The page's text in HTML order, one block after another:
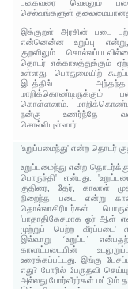
பகைவரை வெல்லும்
செல்வங்களுள்
இக்குறள் அரசின் படை
என்னென்ன உறுப்பு
குறளிலும்
தொடர் எக்காலத்துக்கும்
உள்ளது. பொதுமையிற்
இடத்தில் அந்தந்த
மாறிக்கொண்டிருக்கும்
கொள்ளலாம்.
நன்கு உணர்ந்தே
சொல்லியுள்ளார்.
'உறுப்பமைந்து' என்ற தொடர்
உறுப்பமைந்து என்ற
பொருந்தி' என்பது.
குதிரை, தேர், காலாள்
நிறைந்த படை என்று
தொல்லாசிரியர்கள்
'பாதாதிகேசமாக ஓர் ஆள்
முற்றுப் பெற்ற வீரப்படை'
இவ்வாறு ‘உறுப்பு’
காலாட்படையின்
உரைக்கப்பட்டது. இங்கு
எது? போரில் பேருதவி
அல்லது போர்வீரர்கள் மட்டும்